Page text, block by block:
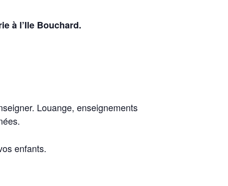
à l’Ile Bouchard.
Louange, enseignements
enfants.